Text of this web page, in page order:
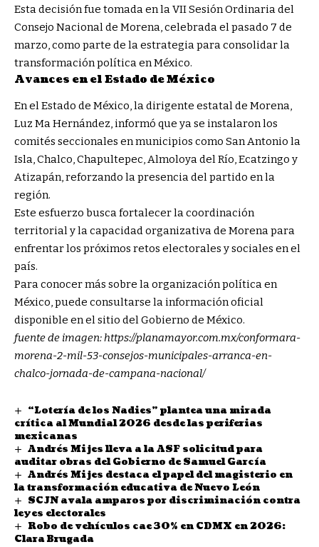
Esta decisión fue tomada en la VII Sesión Ordinaria del
Consejo Nacional de Morena, celebrada el pasado 7 de
marzo, como parte de la estrategia para consolidar la
transformación política en México.
Avances en el Estado de México
En el Estado de México, la dirigente estatal de Morena,
Luz Ma Hernández, informó que ya se instalaron los
comités seccionales en municipios como San Antonio la
Isla, Chalco, Chapultepec, Almoloya del Río, Ecatzingo y
Atizapán, reforzando la presencia del partido en la
región.
Este esfuerzo busca fortalecer la coordinación
territorial y la capacidad organizativa de Morena para
enfrentar los próximos retos electorales y sociales en el
país.
Para conocer más sobre la organización política en
México, puede consultarse la información oficial
disponible en el sitio delGobierno de México.
fuente de imagen:https://planamayor.com.mx/conformara-
morena-2-mil-53-consejos-municipales-arranca-en-
chalco-jornada-de-campana-nacional/
“Lotería de los Nadies” plantea una mirada
crítica al Mundial 2026 desde las periferias
mexicanas
Andrés Mijes lleva a la ASF solicitud para
auditar obras del Gobierno de Samuel García
Andrés Mijes destaca el papel del magisterio en
la transformación educativa de Nuevo León
SCJN avala amparos por discriminación contra
leyes electorales
Robo de vehículos cae 30% en CDMX en 2026:
Clara Brugada